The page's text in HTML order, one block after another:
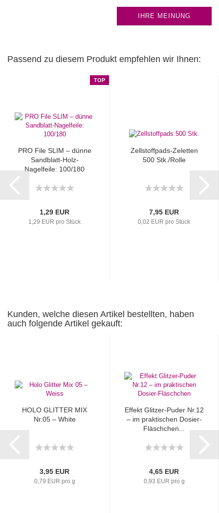
IHRE MEINUNG
Passend zu diesem Produkt empfehlen wir Ihnen:
TOP
PRO File SLIM – dünne
Sandblatt-Holz-
Nagelfeile: 100/180
1,29 EUR
1,29 EUR pro Stück
Zellstoffpads-Zeletten
500 Stk./Rolle
7,95 EUR
0,02 EUR pro Stück
Kunden, welche diesen Artikel bestellten, haben
auch folgende Artikel gekauft:
HOLO GLITTER MIX
Nr.05 – White
3,95 EUR
0,79 EUR pro g
Effekt Glitzer-Puder Nr.12
– im praktischen Dosier-
Fläschchen...
4,65 EUR
0,93 EUR pro g